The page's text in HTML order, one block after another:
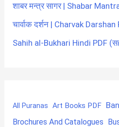
शाबर मन्त्र सागर | Shabar
चार्वाक दर्शन | Charvak
Sahih al-Bukhari Hindi PDF
All Puranas Art Books PDF
Brochures And Catalogues